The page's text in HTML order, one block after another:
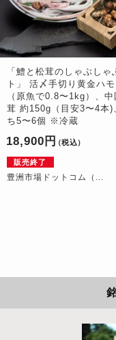
「鱧と松茸のしゃぶしゃ
ト」 活〆手切り黄金ハ
（原魚で0.8〜1kg）、
茸 約150g（目安3〜4本)
ち5〜6個 ※冷蔵
18,900円 （税込）
販売終了
豊洲市場ドットコム（...